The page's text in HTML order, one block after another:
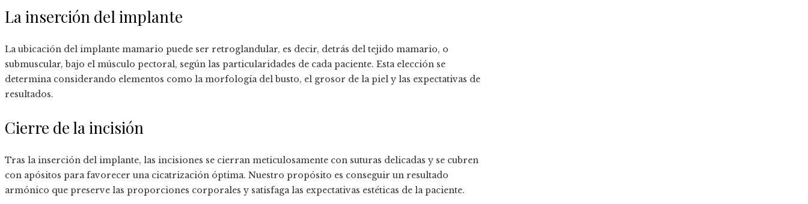
La inserción del implante
La ubicación del implante mamario puede ser retroglandular, es decir, detrás del tejido mamario, o
submuscular, bajo el músculo pectoral, según las particularidades de cada paciente. Esta elección se
determina considerando elementos como la morfología del busto, el grosor de la piel y las expectativas de
resultados.
Cierre de la incisión
Tras la inserción del implante, las incisiones se cierran meticulosamente con suturas delicadas y se cubren
con apósitos para favorecer una cicatrización óptima. Nuestro propósito es conseguir un resultado
armónico que preserve las proporciones corporales y satisfaga las expectativas estéticas de la paciente.